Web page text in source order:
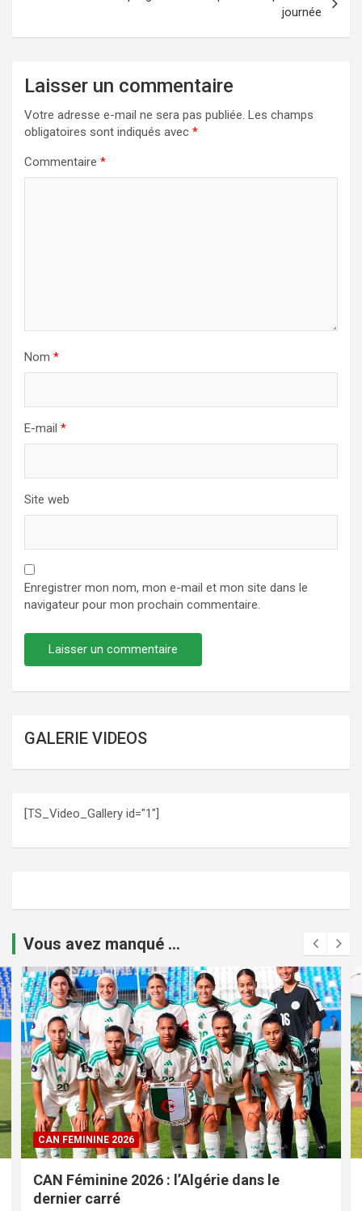
journée
Laisser un commentaire
Votre adresse e-mail ne sera pas publiée. Les champs
obligatoires sont indiqués avec *
Commentaire *
Nom *
E-mail *
Site web
Enregistrer mon nom, mon e-mail et mon site dans le
navigateur pour mon prochain commentaire.
GALERIE VIDEOS
[TS_Video_Gallery id="1"]
Vous avez manqué ...
CAN FEMININE 2026
CAN Féminine 2026 : l’Algérie dans le
dernier carré